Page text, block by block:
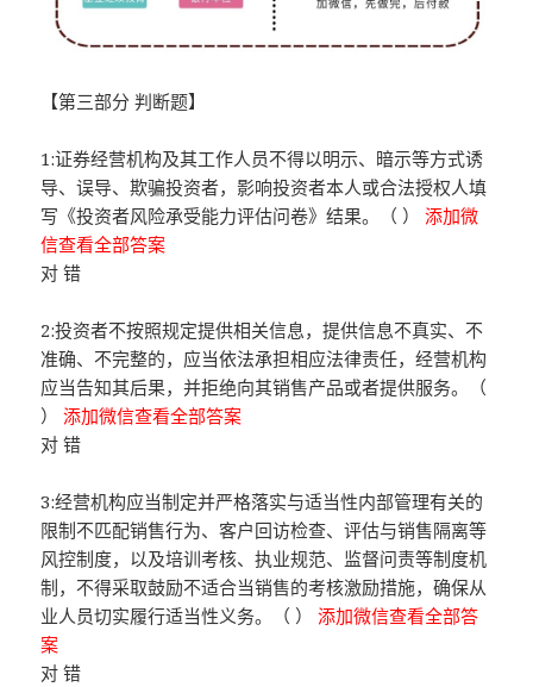
【第三部分 判断题】
1:证券经营机构及其工作人员不得以明示、暗示等方式诱
导、误导、欺骗投资者，影响投资者本人或合法授权人填
写《投资者风险承受能力评估问卷》结果。（ ）添加微
信查看全部答案
对 错
2:投资者不按照规定提供相关信息，提供信息不真实、不
准确、不完整的，应当依法承担相应法律责任，经营机构
应当告知其后果，并拒绝向其销售产品或者提供服务。（
）添加微信查看全部答案
对 错
3:经营机构应当制定并严格落实与适当性内部管理有关的
限制不匹配销售行为、客户回访检查、评估与销售隔离等
风控制度，以及培训考核、执业规范、监督问责等制度机
制，不得采取鼓励不适合当销售的考核激励措施，确保从
业人员切实履行适当性义务。（ ）添加微信查看全部答
案
对 错